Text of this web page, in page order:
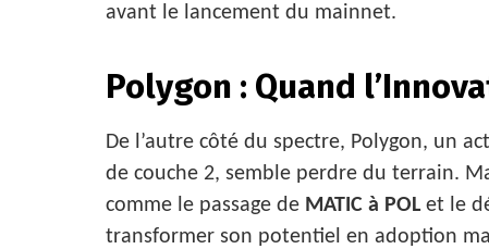
avant le lancement du mainnet.
Polygon : Quand
De l’autre côté du spectre, Polygon, un
de couche 2, semble perdre du terrain.
comme le passage de MATIC à POLet le
transformer son potentiel en adoption